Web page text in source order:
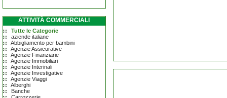
ATTIVITÀ COMMERCIALI
Tutte le Categorie
aziende italiane
Abbigliamento per bambini
Agenzie Assicurative
Agenzie Finanziarie
Agenzie Immobiliari
Agenzie Interinali
Agenzie Investigative
Agenzie Viaggi
Alberghi
Banche